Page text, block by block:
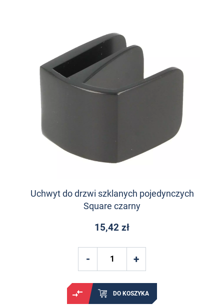
Uchwyt do drzwi szklanych pojedynczych
Square czarny
15,42 zł
DO KOSZYKA